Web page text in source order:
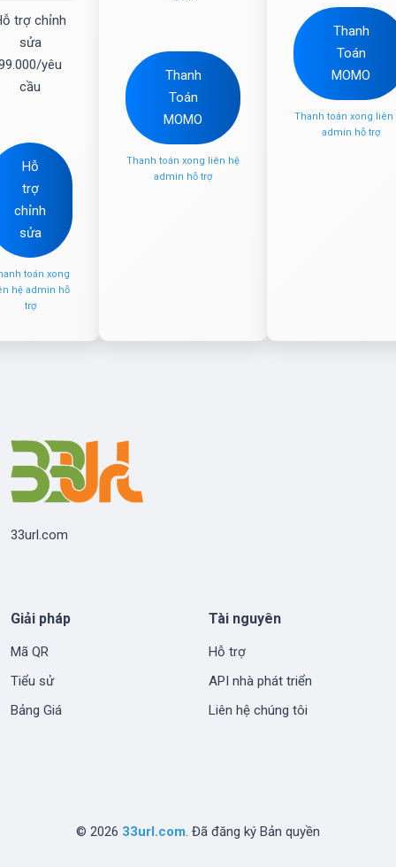
trợ chỉnh
sửa
yêu
cầu
Hỗ
trợ
chỉnh
sửa
toán xong
hệ admin hỗ
trợ
Thanh
Toán
MOMO
Thanh toán xong liên hệ
admin hỗ trợ
Thanh
Toán
MOMO
Thanh toán xong liên
admin hỗ trợ
33url.com
Giải pháp
Mã QR
Tiểu sử
Bảng Giá
Tài nguyên
Hỗ trợ
API nhà phát triển
Liên hệ chúng tôi
© 2026 33url.com. Đã đăng ký Bản quyền